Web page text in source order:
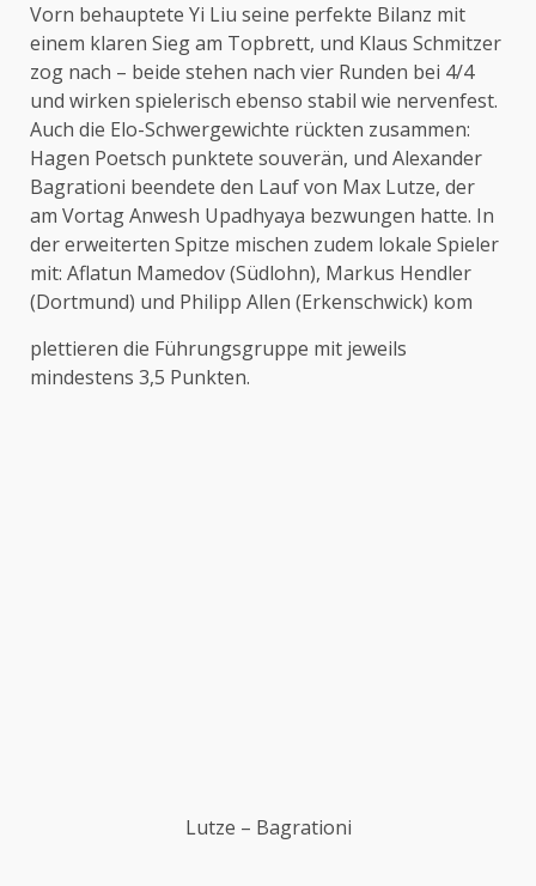
Vorn behauptete Yi Liu seine perfekte Bilanz mit
einem klaren Sieg am Topbrett, und Klaus Schmitzer
zog nach – beide stehen nach vier Runden bei 4/4
und wirken spielerisch ebenso stabil wie nervenfest.
Auch die Elo-Schwergewichte rückten zusammen:
Hagen Poetsch punktete souverän, und Alexander
Bagrationi beendete den Lauf von Max Lutze, der
am Vortag Anwesh Upadhyaya bezwungen hatte. In
der erweiterten Spitze mischen zudem lokale Spieler
mit: Aflatun Mamedov (Südlohn), Markus Hendler
(Dortmund) und Philipp Allen (Erkenschwick) kom
plettieren die Führungsgruppe mit jeweils
mindestens 3,5 Punkten.
Lutze – Bagrationi